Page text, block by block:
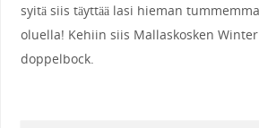
syitä siis täyttää lasi hieman
oluella! Kehiin siis Mallaskosken
doppelbock.